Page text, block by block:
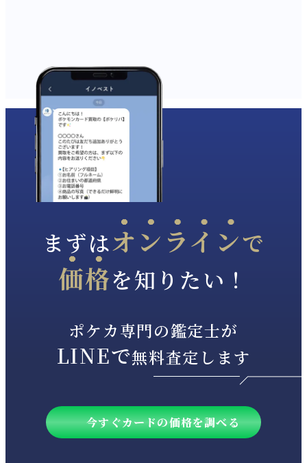
まずはオンラインで
価格を知りたい！
ポケカ専門の鑑定士が
LINEで無料査定します
今すぐカードの価格を調べる